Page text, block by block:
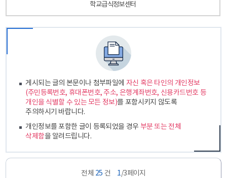
학교급식정보센터
게시되는 글의 본문이나 첨부파일에 자신 혹은 타인의 개인정보
(주민등록번호, 휴대폰번호, 주소, 은행계좌번호, 신용카드번호 등
개인을 식별할 수 있는 모든 정보)를 포함시키지 않도록
주의하시기 바랍니다.
개인정보를 포함한 글이 등록되었을 경우 부분 또는 전체
삭제함을 알려드립니다.
전체 25 건 1/3페이지